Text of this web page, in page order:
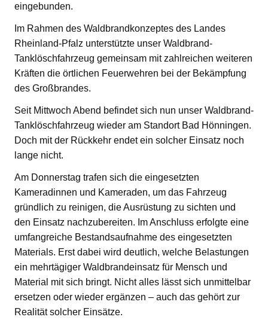
eingebunden.
Im Rahmen des Waldbrandkonzeptes des Landes
Rheinland-Pfalz unterstützte unser Waldbrand-
Tanklöschfahrzeug gemeinsam mit zahlreichen weiteren
Kräften die örtlichen Feuerwehren bei der Bekämpfung
des Großbrandes.
Seit Mittwoch Abend befindet sich nun unser Waldbrand-
Tanklöschfahrzeug wieder am Standort Bad Hönningen.
Doch mit der Rückkehr endet ein solcher Einsatz noch
lange nicht.
Am Donnerstag trafen sich die eingesetzten
Kameradinnen und Kameraden, um das Fahrzeug
gründlich zu reinigen, die Ausrüstung zu sichten und
den Einsatz nachzubereiten. Im Anschluss erfolgte eine
umfangreiche Bestandsaufnahme des eingesetzten
Materials. Erst dabei wird deutlich, welche Belastungen
ein mehrtägiger Waldbrandeinsatz für Mensch und
Material mit sich bringt. Nicht alles lässt sich unmittelbar
ersetzen oder wieder ergänzen – auch das gehört zur
Realität solcher Einsätze.